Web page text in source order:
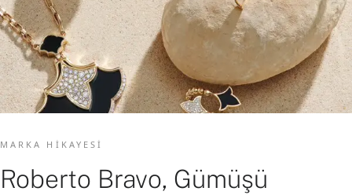
MARKA HIKAYESI
Roberto Bravo, Gümüşü